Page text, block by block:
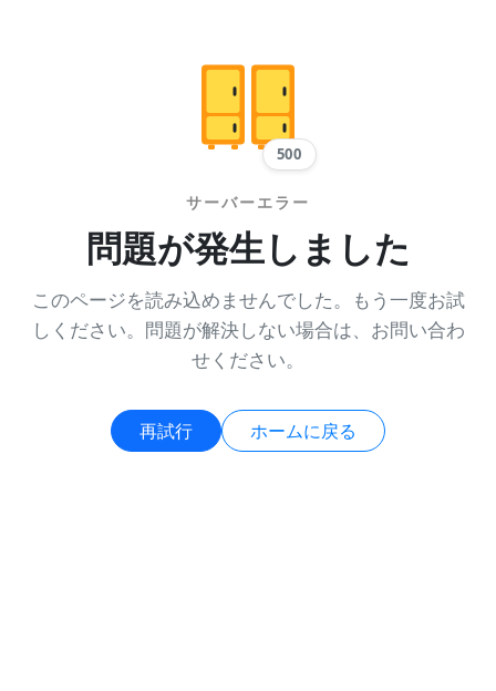
500
サーバーエラー
問題が発生しました
このページを読み込めませんでした。もう一度お試
しください。問題が解決しない場合は、お問い合わ
せください。
再試行 ホームに戻る